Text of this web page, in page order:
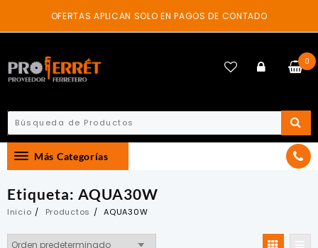
content
OFERTAS APLICAN SOLO EN PAGOS DE CONTADO
0
Más Categorías
Etiqueta: AQUA30W
Inicio Productos AQUA30W